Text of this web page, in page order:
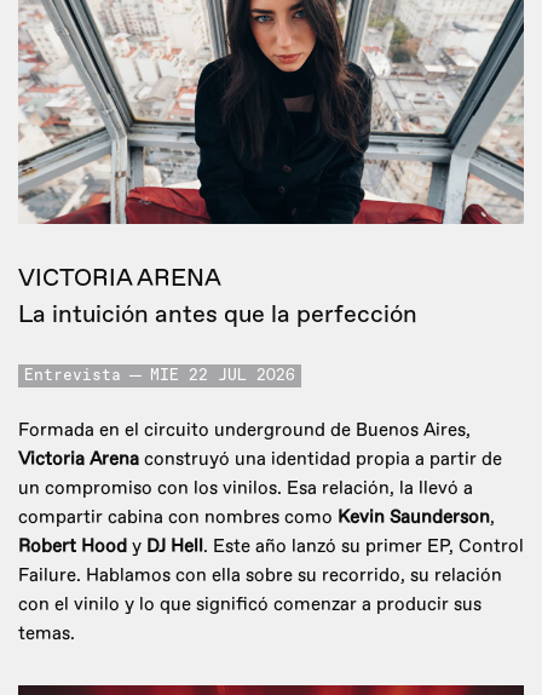
VICTORIA ARENA
La intuición antes que la perfección
Entrevista MIE 22 JUL 2026
Formada en el circuito underground de Buenos Aires,
Victoria Arena construyó una identidad propia a partir de
un compromiso con los vinilos. Esa relación, la llevó a
compartir cabina con nombres como Kevin Saunderson,
Robert Hood y DJ Hell. Este año lanzó su primer EP, Control
Failure. Hablamos con ella sobre su recorrido, su relación
con el vinilo y lo que significó comenzar a producir sus
temas.